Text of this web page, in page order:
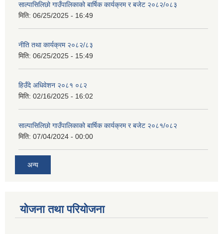
साल्पासिलिछो गाउँपालिकाको बार्षिक कार्यक्रम र बजेट २०८२/०८३
मिति: 06/25/2025 - 16:49
नीति तथा कार्यक्रम २०८२/८३
मिति: 06/25/2025 - 15:49
हिउँदे अधिवेशन २०८१ ०८२
मिति: 02/16/2025 - 16:02
साल्पासिलिछो गाउँपालिकाको बार्षिक कार्यक्रम र बजेट २०८१/०८२
मिति: 07/04/2024 - 00:00
अन्य
योजना तथा परियोजना